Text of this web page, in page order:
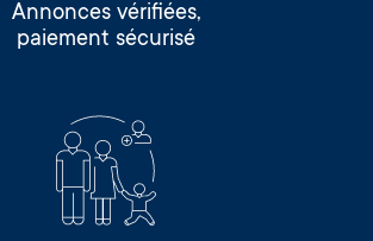
Annonces vérifiées,
paiement sécurisé